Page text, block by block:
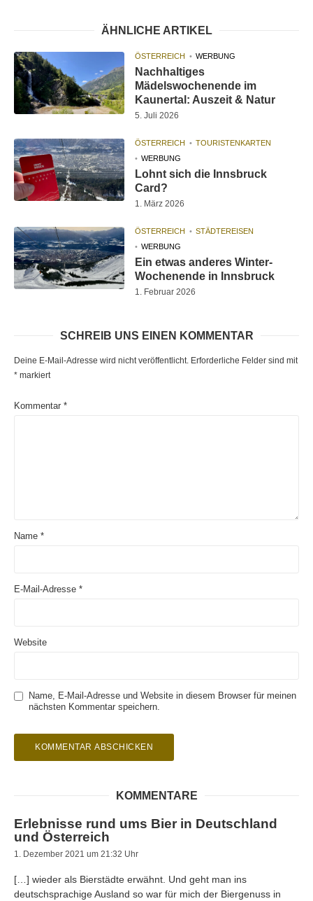
ÄHNLICHE ARTIKEL
ÖSTERREICH WERBUNG
Nachhaltiges
Mädelswochenende im
Kaunertal: Auszeit & Natur
5. Juli 2026
ÖSTERREICH
TOURISTENKARTEN
WERBUNG
Lohnt sich die Innsbruck
Card?
1. März 2026
ÖSTERREICH
STÄDTEREISEN
WERBUNG
Ein etwas anderes Winter-
Wochenende in Innsbruck
1. Februar 2026
SCHREIB UNS EINEN KOMMENTAR
Deine E-Mail-Adresse wird nicht veröffentlicht. Erforderliche Felder sind mit
* markiert
Kommentar *
Name *
E-Mail-Adresse *
Website
Name, E-Mail-Adresse und Website in diesem Browser für meinen
nächsten Kommentar speichern.
KOMMENTARE
Erlebnisse rund ums Bier in Deutschland
und Österreich
1. Dezember 2021 um 21:32 Uhr
[…] wieder als Bierstädte erwähnt. Und geht man ins
deutschsprachige Ausland so war für mich der Biergenuss in